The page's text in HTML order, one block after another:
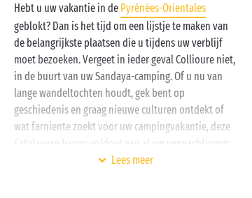
Hebt u uw vakantie in de Pyrénées-Orientales
geblokt? Dan is het tijd om een lijstje te maken van
de belangrijkste plaatsen die u tijdens uw verblijf
moet bezoeken. Vergeet in ieder geval Collioure niet,
in de buurt van uw Sandaya-camping. Of u nu van
lange wandeltochten houdt, gek bent op
geschiedenis en graag nieuwe culturen ontdekt of
wat farniente zoekt voor uw campingvakantie, deze
Catalaanse haven voldoet aan al uw verwachtingen
voor deze zomer. Welkom in Collioure, in
Lees meer